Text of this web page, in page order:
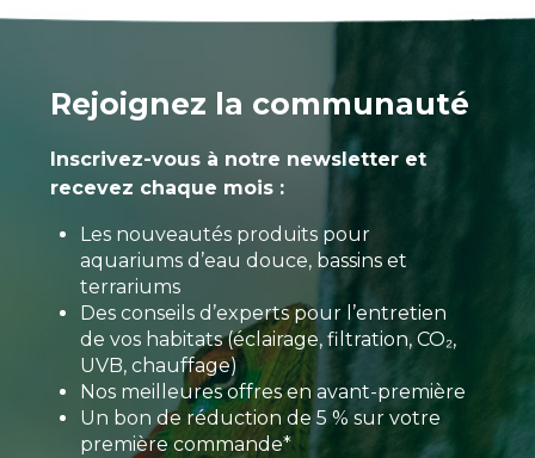
Rejoignez la communauté
Inscrivez-vous à notre newsletter et
recevez chaque mois :
Les nouveautés produits pour
aquariums d’eau douce, bassins et
terrariums
Des conseils d’experts pour l’entretien
de vos habitats (éclairage, filtration, CO₂,
UVB, chauffage)
Nos meilleures offres en avant-première
Un bon de réduction de 5 % sur votre
première commande*